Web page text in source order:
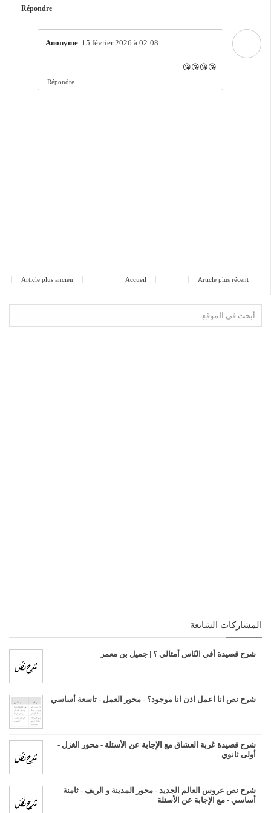
Répondre
Anonyme 15 février 2026 à 02:08
😘😘😘😘
Répondre
Article plus récent
Article plus ancien Accueil
المشاركات الشائعة
شرح قصيدة أفي النّاس أمثالي ؟ | جميل بن معمر
شرح نص انا اعمل اذن انا موجود؟ - محور العمل - تاسعة أساسي
شرح قصيدة غربة العشاق مع الإجابة عن الأسئلة - محور الغزل -
أولى ثانوي
شرح نص عروس العالم الجديد - محور المدينة و الريف - ثامنة
أساسي - مع الإجابة عن الأسئلة